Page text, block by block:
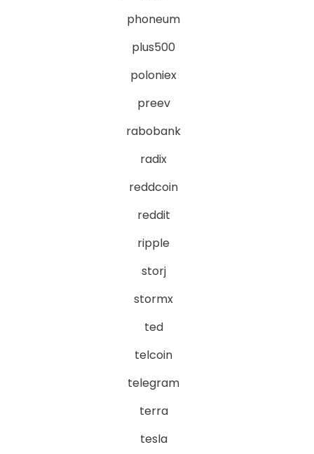
phoneum
plus500
poloniex
preev
rabobank
radix
reddcoin
reddit
ripple
storj
stormx
ted
telcoin
telegram
terra
tesla